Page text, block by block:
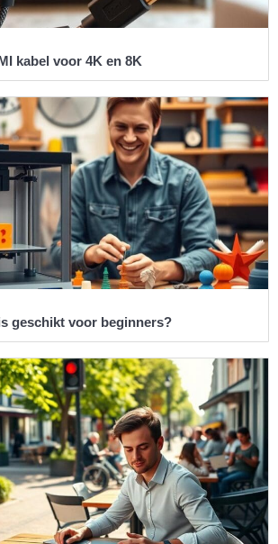
kabel voor 4K en 8K
geschikt voor beginners?